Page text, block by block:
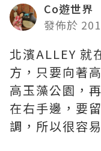
Co遊世界
發佈於
北濱ALLEY 就
方，只要向著
高玉藻公園，
在右手邊，要
調，所以很容